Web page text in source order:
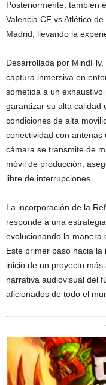
Posteriormente, también
Valencia CF vs Atlético
Madrid, llevando la
Desarrollada por
captura inmersiva en
sometida a un
garantizar su alta calidad
condiciones de alta
conectividad con
cámara se transmite de
móvil de producción,
libre de interrupciones.
La incorporación de la
responde a una
evolucionando la manera
Este primer paso hacia
inicio de un proyecto
narrativa audiovisual del
aficionados de todo el